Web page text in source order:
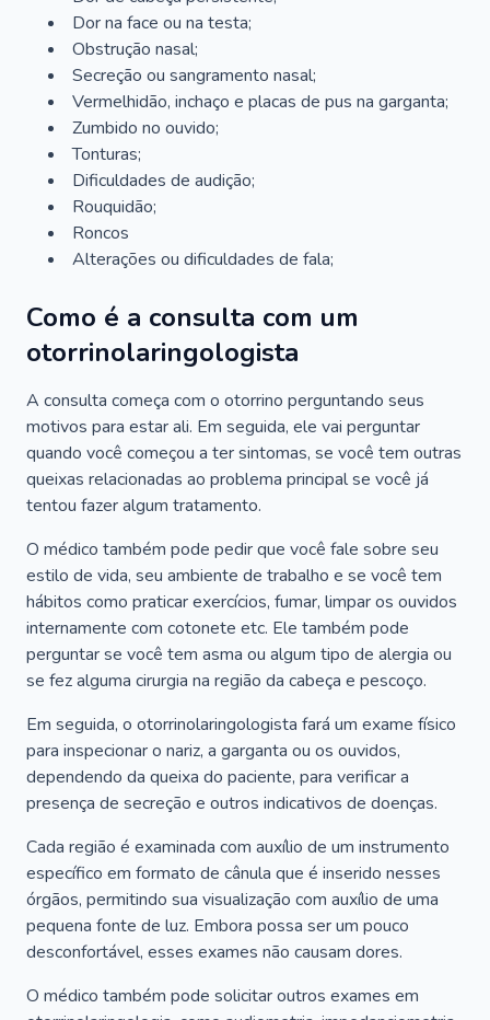
Dor na face ou na testa;
Obstrução nasal;
Secreção ou sangramento nasal;
Vermelhidão, inchaço e placas de pus na garganta;
Zumbido no ouvido;
Tonturas;
Dificuldades de audição;
Rouquidão;
Roncos
Alterações ou dificuldades de fala;
Como é a consulta com um
otorrinolaringologista
A consulta começa com o otorrino perguntando seus
motivos para estar ali. Em seguida, ele vai perguntar
quando você começou a ter sintomas, se você tem outras
queixas relacionadas ao problema principal se você já
tentou fazer algum tratamento.
O médico também pode pedir que você fale sobre seu
estilo de vida, seu ambiente de trabalho e se você tem
hábitos como praticar exercícios, fumar, limpar os ouvidos
internamente com cotonete etc. Ele também pode
perguntar se você tem asma ou algum tipo de alergia ou
se fez alguma cirurgia na região da cabeça e pescoço.
Em seguida, o otorrinolaringologista fará um exame físico
para inspecionar o nariz, a garganta ou os ouvidos,
dependendo da queixa do paciente, para verificar a
presença de secreção e outros indicativos de doenças.
Cada região é examinada com auxílio de um instrumento
específico em formato de cânula que é inserido nesses
órgãos, permitindo sua visualização com auxílio de uma
pequena fonte de luz. Embora possa ser um pouco
desconfortável, esses exames não causam dores.
O médico também pode solicitar outros exames em